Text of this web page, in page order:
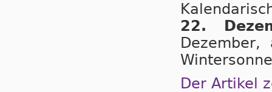
22.
Der Artikel